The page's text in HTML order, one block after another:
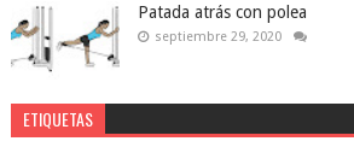
Patada atrás con polea
septiembre 29, 2020
ETIQUETAS